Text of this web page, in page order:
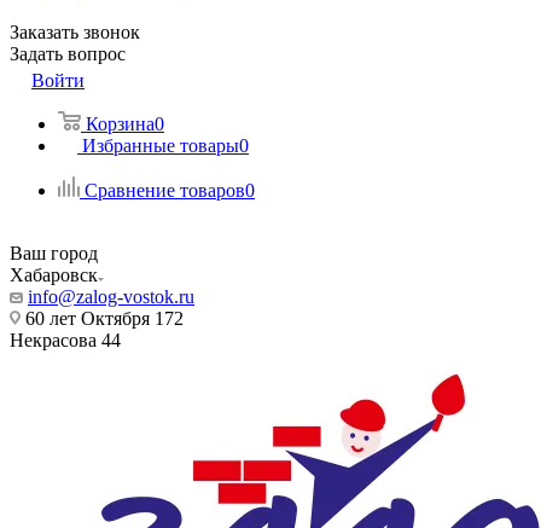
Заказать звонок
Задать вопрос
Войти
Корзина0
Избранные товары0
Сравнение товаров0
Ваш город
Хабаровск
info@zalog-vostok.ru
60 лет Октября 172
Некрасова 44